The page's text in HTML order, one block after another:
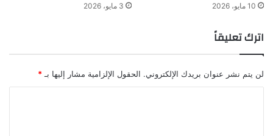
10 مايو، 2026 3 مايو، 2026
اترك تعليقاً
لن يتم نشر عنوان بريدك الإلكتروني. الحقول الإلزامية مشار إليها بـ *